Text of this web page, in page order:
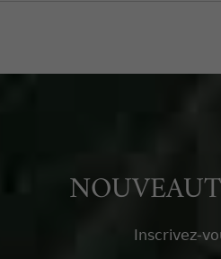
Inscrivez-